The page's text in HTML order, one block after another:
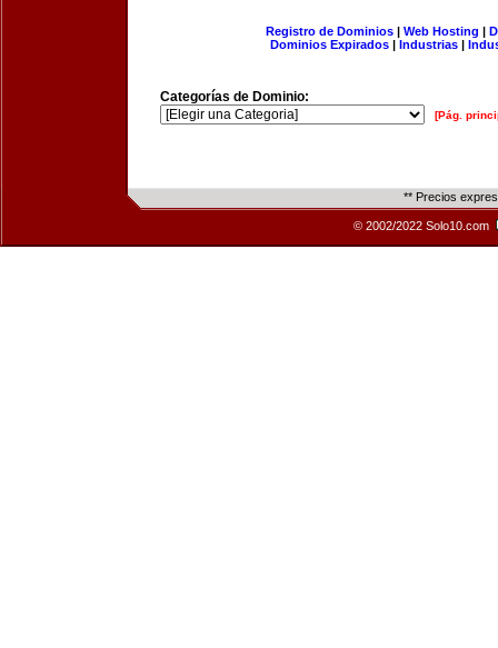
Registro de Dominios| Web Hosting |
Dominios Expirados | Industrias |
Categorías de Dominio:
[Pág.
** Precios
© 2002/2022 Solo10.com